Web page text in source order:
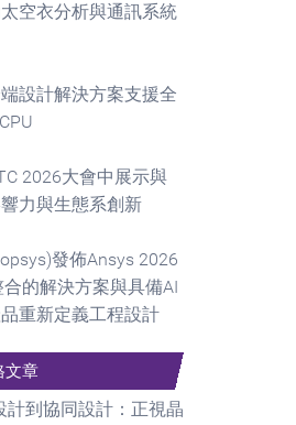
空衣分析與通訊系統
設計解決方案支援全
2026大會中展示與
力與生態系創新
發佈Ansys 2026
的解決方案與具備AI
重新定義工程設計
文章
計到協同設計：正視晶